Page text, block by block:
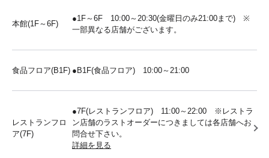
本館(1F～6F)
●1F～6F 10:00～20:30(金曜日のみ21:00まで) ※
一部異なる店舗がございます。
食品フロア(B1F) ●B1F(食品フロア) 10:00～21:00
レストランフロ
ア(7F)
●7F(レストランフロア) 11:00～22:00 ※レストラ
ン店舗のラストオーダーにつきましては各店舗へお
問合せ下さい。
詳細を見る